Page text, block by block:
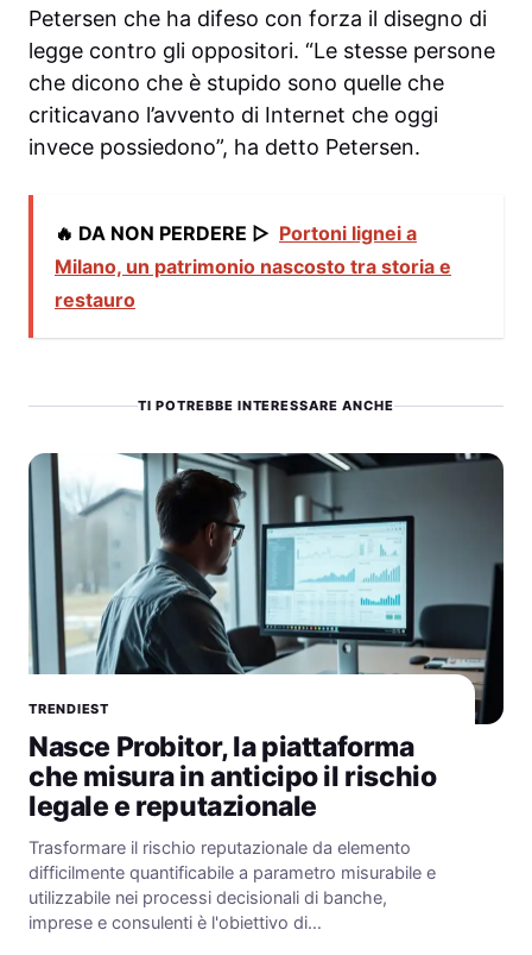
Petersen che ha difeso con forza il disegno di
legge contro gli oppositori. “Le stesse persone
che dicono che è stupido sono quelle che
criticavano l’avvento di Internet che oggi
invece possiedono”, ha detto Petersen.
🔥 DA NON PERDERE ▷ Portoni lignei a
Milano, un patrimonio nascosto tra storia e
restauro
TI POTREBBE INTERESSARE ANCHE
TRENDIEST
Nasce Probitor, la piattaforma
che misura in anticipo il rischio
legale e reputazionale
Trasformare il rischio reputazionale da elemento
difficilmente quantificabile a parametro misurabile e
utilizzabile nei processi decisionali di banche,
imprese e consulenti è l'obiettivo di…